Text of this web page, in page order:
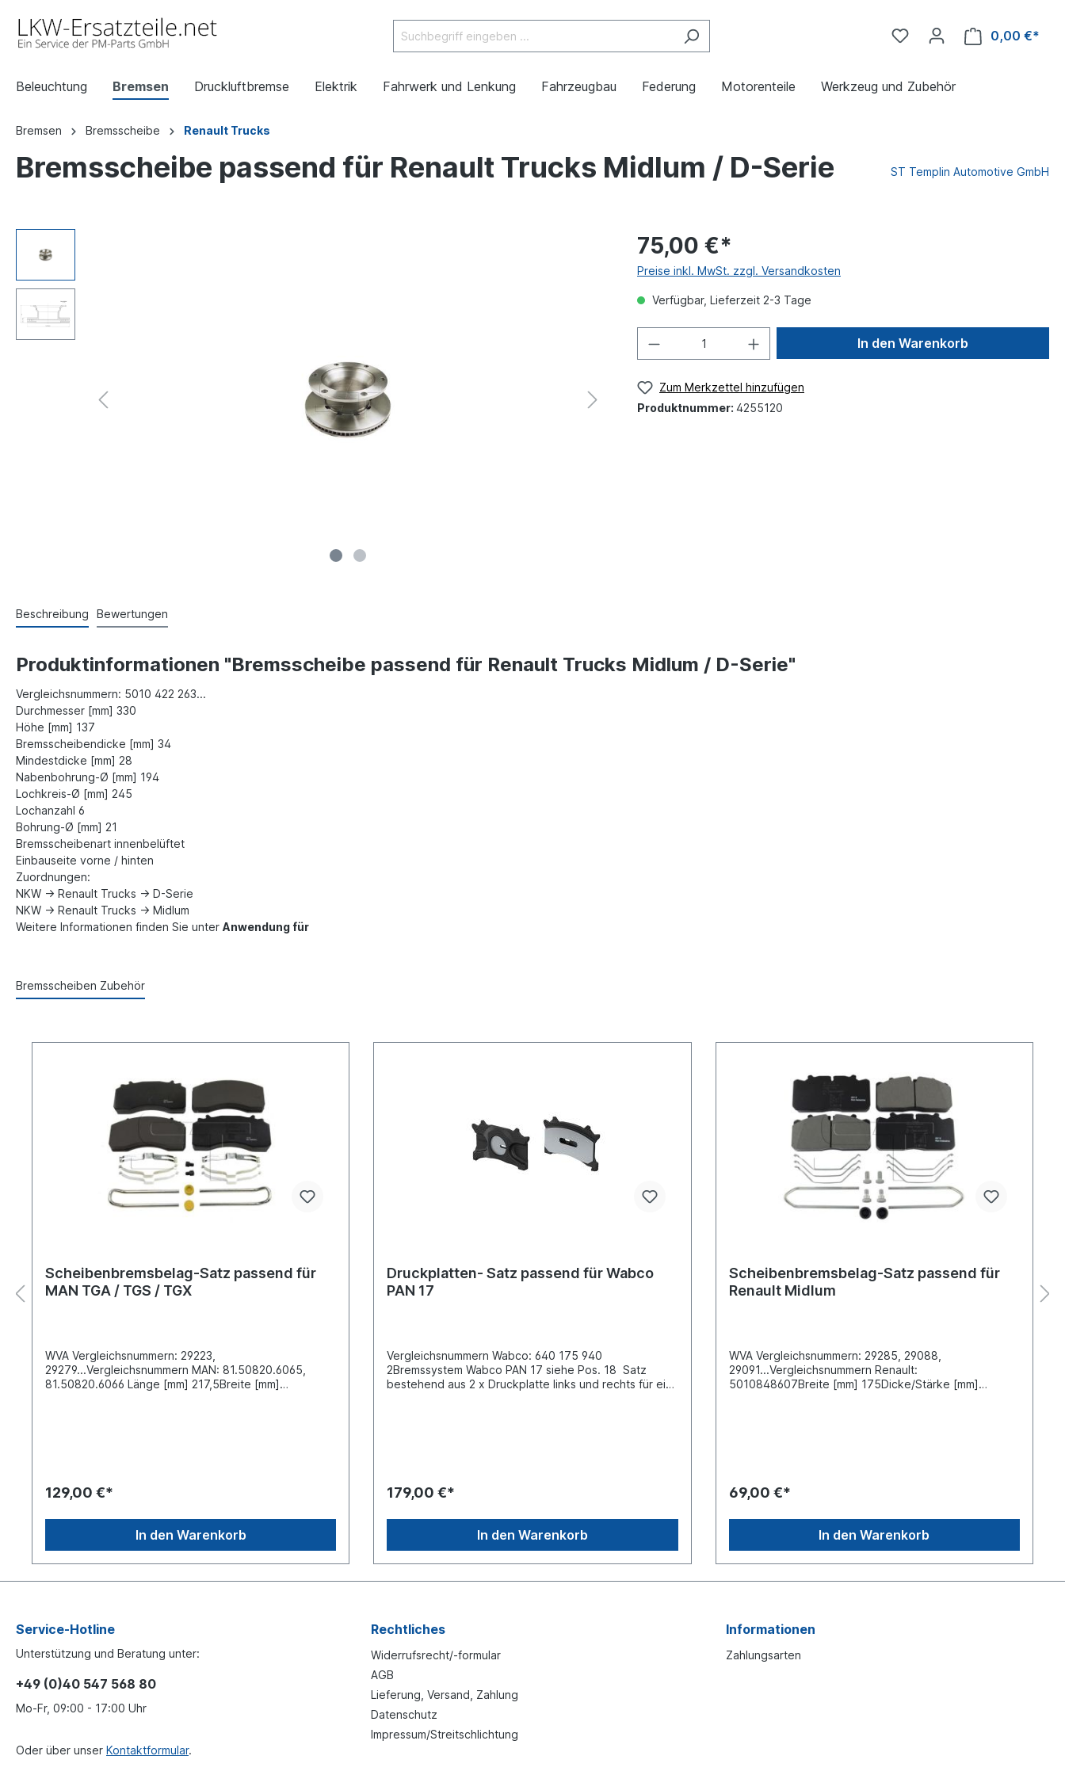
0,00 €*
Beleuchtung Bremsen Druckluftbremse Elektrik Fahrwerk und Lenkung Fahrzeugbau Federung Motorenteile Werkzeug und Zubehör
Bremsen Bremsscheibe Renault Trucks
Bremsscheibe passend für Renault Trucks Midlum / D-Serie ST Templin Automotive GmbH
75,00 €*
Preise inkl. MwSt. zzgl. Versandkosten
Verfügbar, Lieferzeit 2-3 Tage
In den Warenkorb
Zum Merkzettel hinzufügen
Produktnummer: 4255120
Beschreibung Bewertungen
Produktinformationen "Bremsscheibe passend für Renault Trucks Midlum / D-Serie"
Vergleichsnummern: 5010 422 263...
Durchmesser [mm] 330
Höhe [mm] 137
Bremsscheibendicke [mm] 34
Mindestdicke [mm] 28
Nabenbohrung-Ø [mm] 194
Lochkreis-Ø [mm] 245
Lochanzahl 6
Bohrung-Ø [mm] 21
Bremsscheibenart innenbelüftet
Einbauseite vorne / hinten
Zuordnungen:
NKW -> Renault Trucks -> D-Serie
NKW -> Renault Trucks -> Midlum
Weitere Informationen finden Sie unter Anwendung für
Bremsscheiben Zubehör
Scheibenbremsbelag-Satz passend für
MAN TGA / TGS / TGX
WVA Vergleichsnummern: 29223,
29279...Vergleichsnummern MAN: 81.50820.6065,
81.50820.6066 Länge [mm] 217,5Breite [mm]
129,00 €*
In den Warenkorb
Druckplatten- Satz passend für Wabco
PAN 17
Vergleichsnummern Wabco: 640 175 940
2Bremssystem Wabco PAN 17 siehe Pos. 18 Satz
bestehend aus 2 x Druckplatte links und rechts für ein
179,00 €*
In den Warenkorb
Scheibenbremsbelag-Satz passend für
Renault Midlum
WVA Vergleichsnummern: 29285, 29088,
29091...Vergleichsnummern Renault:
5010848607Breite [mm] 175Dicke/Stärke [mm]
69,00 €*
In den Warenkorb
Service-Hotline
Unterstützung und Beratung unter:
+49 (0)40 547 568 80
Mo-Fr, 09:00 - 17:00 Uhr
Oder über unser Kontaktformular.
Rechtliches
Widerrufsrecht/-formular
AGB
Lieferung, Versand, Zahlung
Datenschutz
Impressum/Streitschlichtung
Informationen
Zahlungsarten